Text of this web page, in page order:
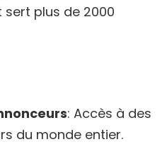
plus de 2000
: Accès à des
du monde entier.